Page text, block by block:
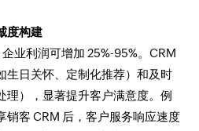
度构建
业利润可增加 25%-95%。CRM
生日关怀、定制化推荐）和及时
理），显著提升客户满意度。例
销客 CRM 后，客户服务响应速度